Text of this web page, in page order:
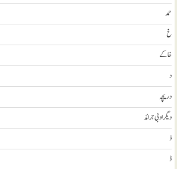
حمد
خ
خاکے
د
دریچہ
ديگر ادبی جرائد
ذ
ڈ